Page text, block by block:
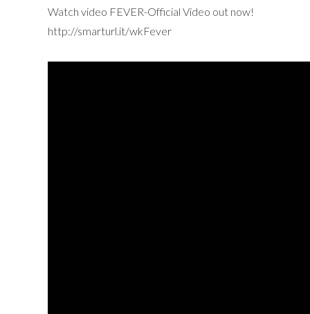
Watch video FEVER-Official Video out now!
http://smarturl.it/wkFever